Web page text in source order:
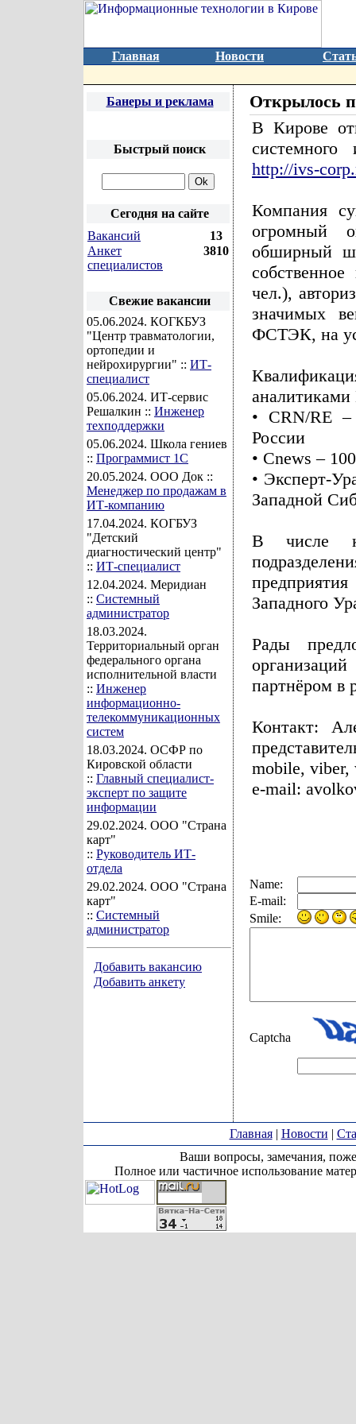
Главная Новости
Банеры и реклама
Быстрый поиск
Сегодня на сайте
Вакансий
13
Анкет
специалистов
3810
Свежие вакансии
05.06.2024. КОГКБУЗ
"Центр травматологии,
ортопедии и
нейрохирургии" :: ИТ-
специалист
05.06.2024. ИТ-сервис
Решалкин :: Инженер
техподдержки
05.06.2024. Школа гениев
:: Программист 1С
20.05.2024. ООО Док ::
Менеджер по продажам в
ИТ-компанию
17.04.2024. КОГБУЗ
"Детский
диагностический центр"
:: ИТ-специалист
12.04.2024. Меридиан
:: Системный
администратор
18.03.2024.
Территориальный орган
федерального органа
исполнительной власти
:: Инженер
информационно-
телекоммуникационных
систем
18.03.2024. ОСФР по
Кировской области
:: Главный специалист-
эксперт по защите
информации
29.02.2024. ООО "Страна
карт"
:: Руководитель ИТ-
отдела
29.02.2024. ООО "Страна
карт"
:: Системный
администратор
Добавить вакансию
Добавить анкету
Открылось
В Кирове
http://ivs-
Компания
огромный
обширный
чел.),
значимых
ФСТЭК, на
• CRN/RE
России
• Cnews –
• Эксперт-
Западной
В числе
Западного
Рады
партнёром в
Контакт:
mobile, viber,
e-mail:
Name:
E-mail:
Smile:
Captcha
Главная| Новости |
Ваши вопросы, замечания,
Полное или частичное использование